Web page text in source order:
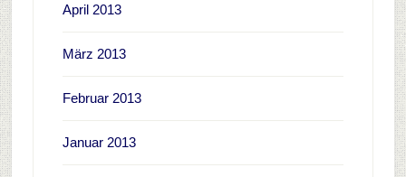
April 2013
März 2013
Februar 2013
Januar 2013